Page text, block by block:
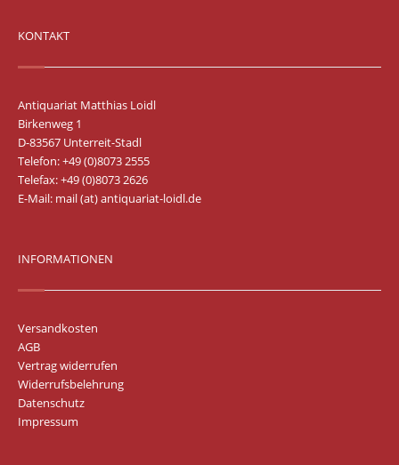
KONTAKT
Antiquariat Matthias Loidl
Birkenweg 1
D-83567 Unterreit-Stadl
Telefon: +49 (0)8073 2555
Telefax: +49 (0)8073 2626
E-Mail: mail (at) antiquariat-loidl.de
INFORMATIONEN
Versandkosten
AGB
Vertrag widerrufen
Widerrufsbelehrung
Datenschutz
Impressum